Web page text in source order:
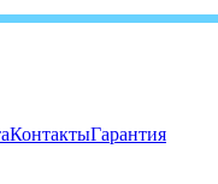
КонтактыГарантия